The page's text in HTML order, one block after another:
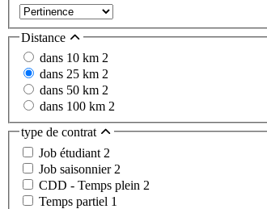
Distance
dans 10 km 2
dans 25 km 2
dans 50 km 2
dans 100 km 2
type de contrat
Job étudiant 2
Job saisonnier 2
CDD - Temps plein 2
Temps partiel 1